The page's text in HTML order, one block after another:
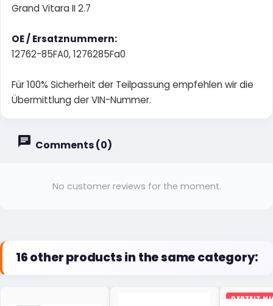
Grand Vitara II 2.7
OE / Ersatznummern:
12762-85FA0, 1276285Fa0
Für 100% Sicherheit der Teilpassung empfehlen wir die
Übermittlung der VIN-Nummer.
Comments (0)
No customer reviews for the moment.
16 other products in the same category:
DERZEIT